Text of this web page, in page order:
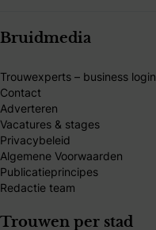
Bruidmedia
Trouwexperts – business login
Contact
Adverteren
Vacatures & stages
Privacybeleid
Algemene Voorwaarden
Publicatieprincipes
Redactie team
Trouwen per stad